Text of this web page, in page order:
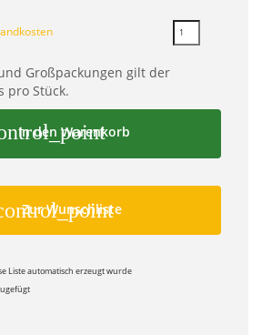
Großpackungen gilt der
pro Stück.
In den Warenkorb
Zur Wunschliste
Liste automatisch erzeugt wurde